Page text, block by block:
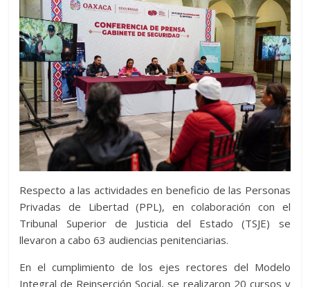
Respecto a las actividades en beneficio de las Personas
Privadas de Libertad (PPL), en colaboración con el
Tribunal Superior de Justicia del Estado (TSJE) se
llevaron a cabo 63 audiencias penitenciarias.
En el cumplimiento de los ejes rectores del Modelo
Integral de Reinserción Social, se realizaron 20 cursos y